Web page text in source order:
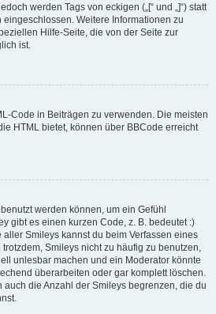
werden Tags von eckigen („[“ und „]“) statt
eingeschlossen. Weitere Informationen zu
Hilfe-Seite, die von der Seite zur
ist.
Code in Beiträgen zu verwenden. Die meisten
HTML bietet, können über BBCode erreicht
werden können, um ein Gefühl
gibt es einen kurzen Code, z. B. bedeutet :)
Smileys kannst du beim Verfassen eines
Smileys nicht zu häufig zu benutzen,
unlesbar machen und ein Moderator könnte
überarbeiten oder gar komplett löschen.
auch die Anzahl der Smileys begrenzen, die du